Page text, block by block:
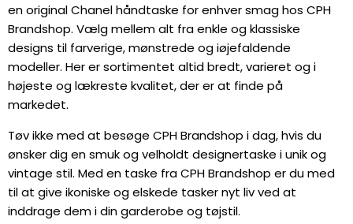
en original Chanel håndtaske for enhver smag hos CPH
Brandshop. Vælg mellem alt fra enkle og klassiske
designs til farverige, mønstrede og iøjefaldende
modeller. Her er sortimentet altid bredt, varieret og i
højeste og lækreste kvalitet, der er at finde på
markedet.
Tøv ikke med at besøge CPH Brandshop i dag, hvis du
ønsker dig en smuk og velholdt designertaske i unik og
vintage stil. Med en taske fra CPH Brandshop er du med
til at give ikoniske og elskede tasker nyt liv ved at
inddrage dem i din garderobe og tøjstil.